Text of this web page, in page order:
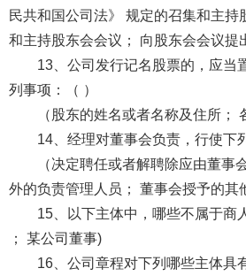
民共和国公司法》 规定的召集和主持
和主持股东会会议； 向股东会会议提
13、公司发行记名股票的，应当
列事项：（ ）
（股东的姓名或者名称及住所；
14、经理对董事会负责，行使下
（决定聘任或者解聘除应由董事
外的负责管理人员； 董事会授予的其
15、以下主体中，哪些不属于商
； 某公司董事)
16、公司章程对下列哪些主体具